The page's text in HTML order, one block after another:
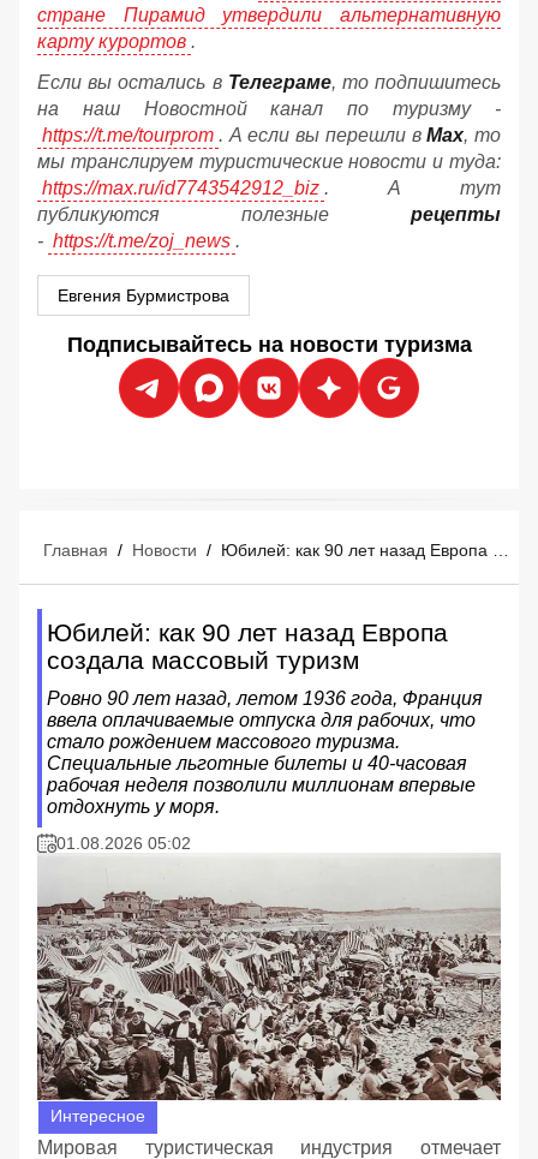
стране Пирамид утвердили альтернативную
карту курортов .
Если вы остались в Телеграме, то подпишитесь
на наш Новостной канал по туризму -
https://t.me/tourprom . А если вы перешли вМах, то
мы транслируем туристические новости и туда:
https://max.ru/id7743542912_biz . А тут
публикуются полезные рецепты
- https://t.me/zoj_news .
Евгения Бурмистрова
Подписывайтесь на новости туризма
Главная / Новости /
Юбилей: как 90 лет назад Европа
создала массовый туризм
Ровно 90 лет назад, летом 1936 года, Франция
ввела оплачиваемые отпуска для рабочих, что
стало рождением массового туризма.
Специальные льготные билеты и 40-часовая
рабочая неделя позволили миллионам впервые
отдохнуть у моря.
01.08.2026 05:02
Интересное
Мировая туристическая индустрия отмечает